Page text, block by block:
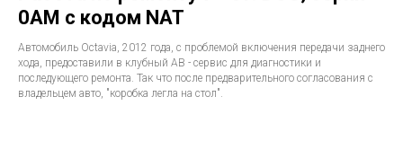
0AM с кодом NAT
Автомобиль Octavia, 2012 года, с проблемой включения передачи заднего
хода, предоставили в клубный АВ - сервис для диагностики и
последующего ремонта. Так что после предварительного согласования с
владельцем авто, "коробка легла на стол".